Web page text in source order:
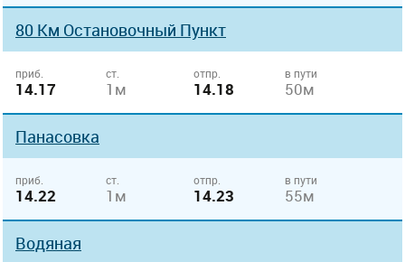
80 Км Остановочный Пункт
приб.
14.17
ст.
1м
отпр.
14.18
в пути
50м
Панасовка
приб.
14.22
ст.
1м
отпр.
14.23
в пути
55м
Водяная